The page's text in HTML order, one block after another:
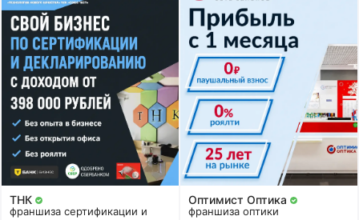
ТНК
франшиза сертификации и
Оптимист Оптика
франшиза оптики